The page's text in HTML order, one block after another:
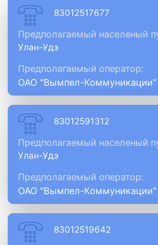
83012517677
Предполагаемый населеный
Улан-Удэ
Предполагаемый оператор:
ОАО "Вымпел-Коммуникации"
83012591312
Предполагаемый населеный
Улан-Удэ
Предполагаемый оператор:
ОАО "Вымпел-Коммуникации"
83012519642